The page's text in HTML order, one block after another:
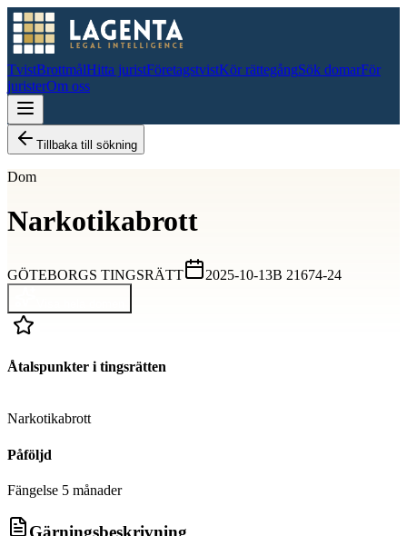
TvistBrottmålHitta juristFöretagstvistKör rättegångSök domarFör
juristerOm oss
Tillbaka till sökning
Dom
Narkotikabrott
GÖTEBORGS TINGSRÄTT 2025-10-13B 21674-24
Åtalspunkter i tingsrätten
Narkotikabrott
Påföljd
Fängelse 5 månader
Gärningsbeskrivning